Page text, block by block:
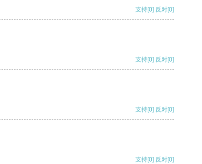
支持[0] 反对[0]
支持[0] 反对[0]
支持[0] 反对[0]
支持[0] 反对[0]